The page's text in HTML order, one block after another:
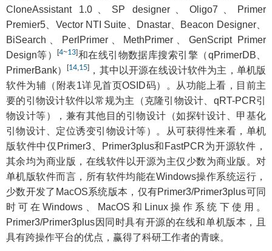
CloneAssistant 1.0、SP designer、Oligo7、Primer
Premier5、Vector NTI Suite、Dnastar、Beacon Designer、
BiSearch、PerlPrimer、MethPrimer、GenScript Primer
Design等）[4~13]和在线引物数据库搜索引擎（qPrimerDB、
PrimerBank）[14 15] ，其中以开源在线设计软件为主，单机版
软件为辅（附表1详见首页OSID码）。从功能上看，目前主
要的引物设计软件以常规为主（克隆引物设计、qRT-PCR引
物设计等），兼有其他目的引物设计（如探针设计、甲基化
引物设计、定位诱变引物设计等）。从可获得性来看，单机
版软件中仅Primer3、Primer3plus和FastPCR为开源软件，
其余均为商业版，在线软件以开源为主仅少数为商业版。对
单机版软件而言，所有软件均能在Windows操作系统运行，
少数开发了MacOS系统版本，仅有Primer3/Primer3plus可同
时可在Windows、MacOS和Linux操作系统下使用。
Primer3/Primer3plus因同时具有开源的在线和单机版本，且
具有跨操作平台的优点，赢得了科研工作者的青睐。